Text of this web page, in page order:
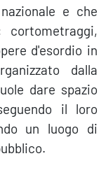
e che
d'esordio in
dalla
dare spazio
il loro
un luogo di